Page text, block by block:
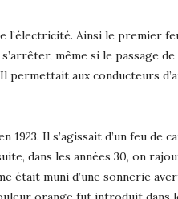
l’électricité. Ainsi le premier
même si le passage
aux conducteurs
Il s’agissait d’un feu de
dans les années 30, on
était muni d’une sonnerie